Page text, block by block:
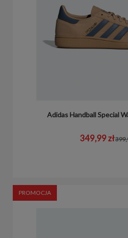
Adidas Handball Special
349,99 zł
PROMOCJA